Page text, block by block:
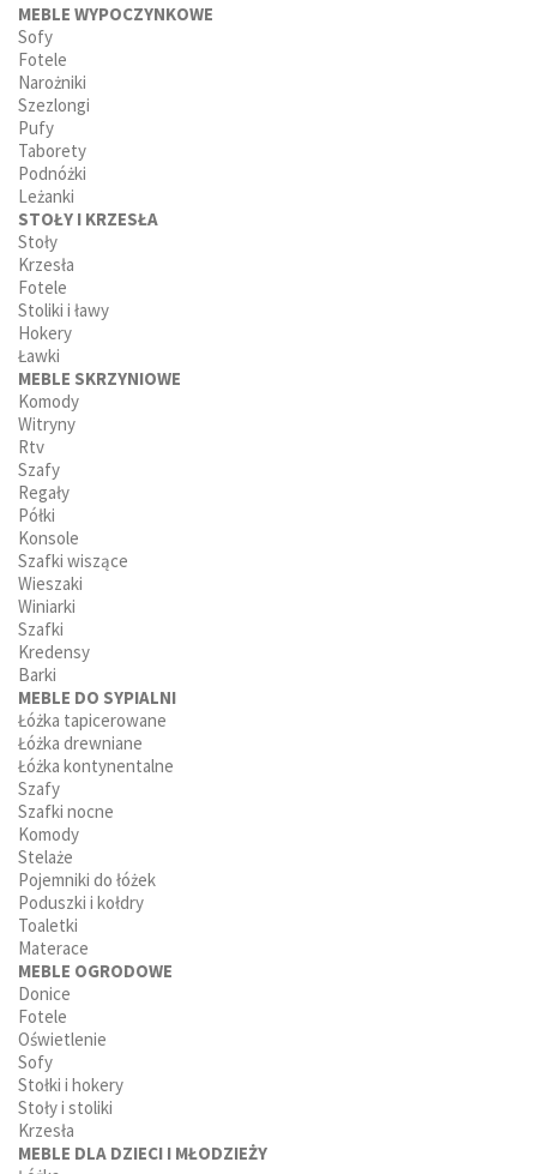
MEBLE WYPOCZYNKOWE
Sofy
Fotele
Narożniki
Szezlongi
Pufy
Taborety
Podnóżki
Leżanki
STOŁY I KRZESŁA
Stoły
Krzesła
Fotele
Stoliki i ławy
Hokery
Ławki
MEBLE SKRZYNIOWE
Komody
Witryny
Rtv
Szafy
Regały
Półki
Konsole
Szafki wiszące
Wieszaki
Winiarki
Szafki
Kredensy
Barki
MEBLE DO SYPIALNI
Łóżka tapicerowane
Łóżka drewniane
Łóżka kontynentalne
Szafy
Szafki nocne
Komody
Stelaże
Pojemniki do łóżek
Poduszki i kołdry
Toaletki
Materace
MEBLE OGRODOWE
Donice
Fotele
Oświetlenie
Sofy
Stołki i hokery
Stoły i stoliki
Krzesła
MEBLE DLA DZIECI I MŁODZIEŻY